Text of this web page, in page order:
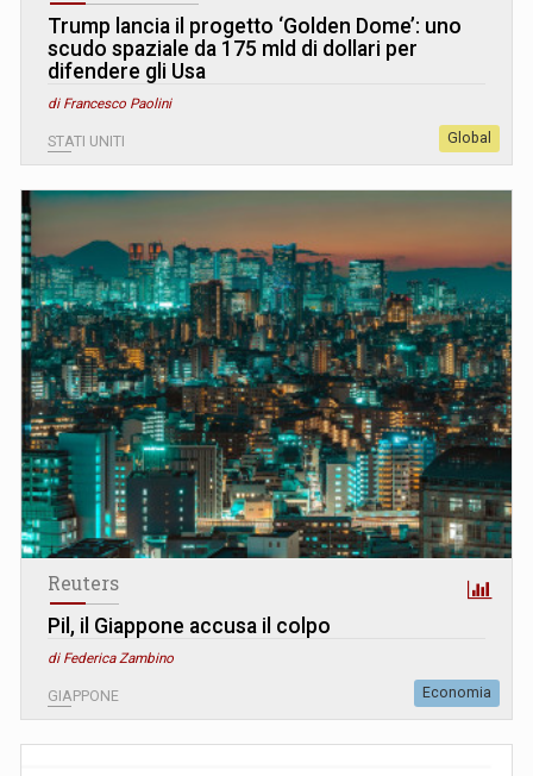
Trump lancia il progetto ‘Golden Dome’: uno
scudo spaziale da 175 mld di dollari per
difendere gli Usa
di Francesco Paolini
STATI UNITI Global
Reuters
Pil, il Giappone accusa il colpo
di Federica Zambino
GIAPPONE Economia